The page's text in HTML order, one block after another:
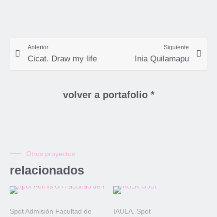
Anterior
Cicat. Draw my life
Siguiente
Inia Quilamapu
volver a portafolio *
Otros proyectos
relacionados
Spot Admisión Facultad de
IAULA. Spot